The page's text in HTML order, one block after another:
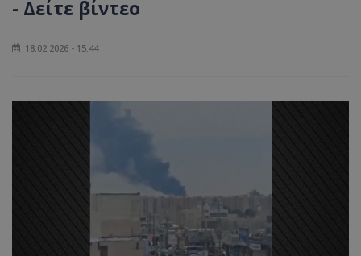
- Δείτε βίντεο
18.02.2026 - 15:44